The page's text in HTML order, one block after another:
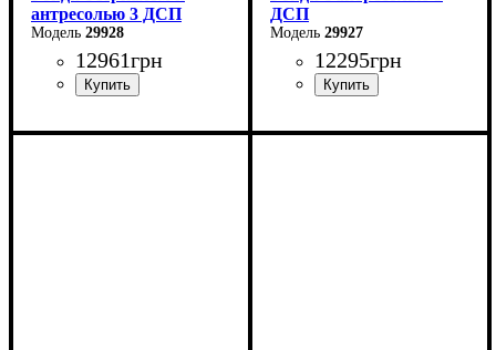
антресолью 3 ДСП
29928
12961грн
Ширина: 121 см
ДСП
29927
12295грн
Ширина: 121 см